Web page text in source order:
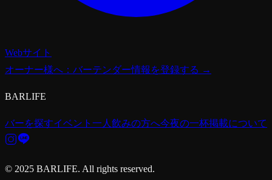
Webサイト
オーナー様へ：バーテンダー情報を登録する →
BARLIFE
バーを探すイベント 一人飲みの方へ今夜の一杯掲載について
© 2025 BARLIFE. All rights reserved.